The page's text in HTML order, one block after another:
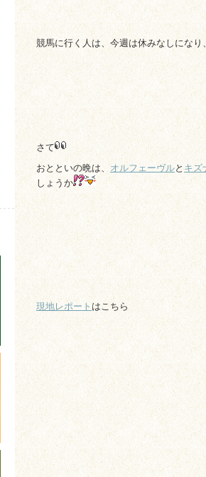
競馬に行く人は、今週は休みなしになり
さて
おとといの晩は、オルフェーヴルとキズ
しょうか
現地レポートはこちら